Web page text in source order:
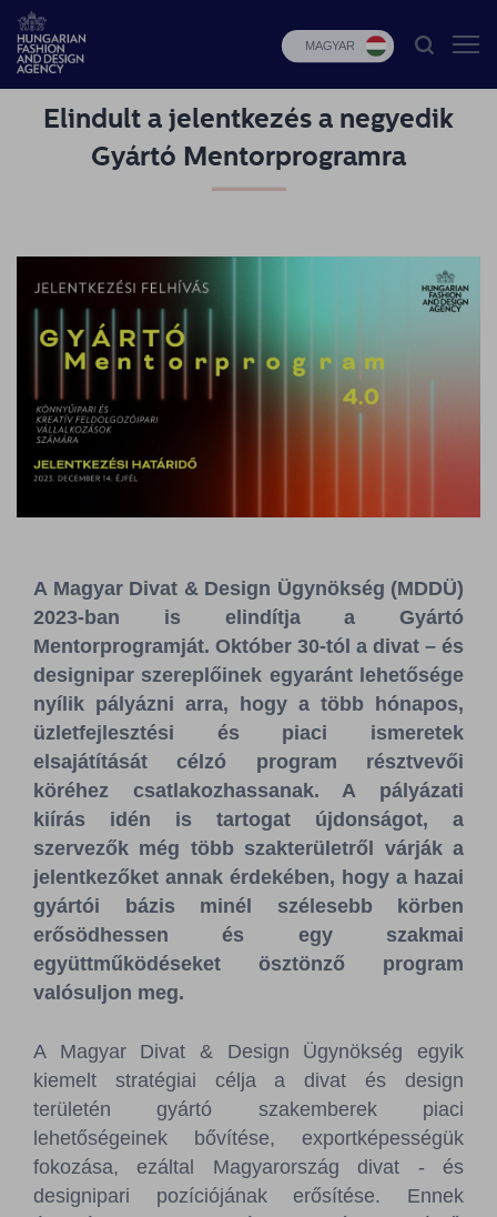
MAGYAR
HFDA
Divat
Budapest
Select
Hírek
Pályázatok
BCEFW360DBP
HFDASPOT
Elindult a jelentkezés a negyedik
Gyártó Mentorprogramra
A Magyar Divat & Design Ügynökség (MDDÜ)
2023-ban is elindítja a Gyártó
Mentorprogramját. Október 30-tól a divat – és
designipar szereplőinek egyaránt lehetősége
nyílik pályázni arra, hogy a több hónapos,
üzletfejlesztési és piaci ismeretek
elsajátítását célzó program résztvevői
köréhez csatlakozhassanak. A pályázati
kiírás idén is tartogat újdonságot, a
szervezők még több szakterületről várják a
jelentkezőket annak érdekében, hogy a hazai
gyártói bázis minél szélesebb körben
erősödhessen és egy szakmai
együttműködéseket ösztönző program
valósuljon meg.
A Magyar Divat & Design Ügynökség egyik
kiemelt stratégiai célja a divat és design
területén gyártó szakemberek piaci
lehetőségeinek bővítése, exportképességük
fokozása, ezáltal Magyarország divat - és
designipari pozíciójának erősítése. Ennek